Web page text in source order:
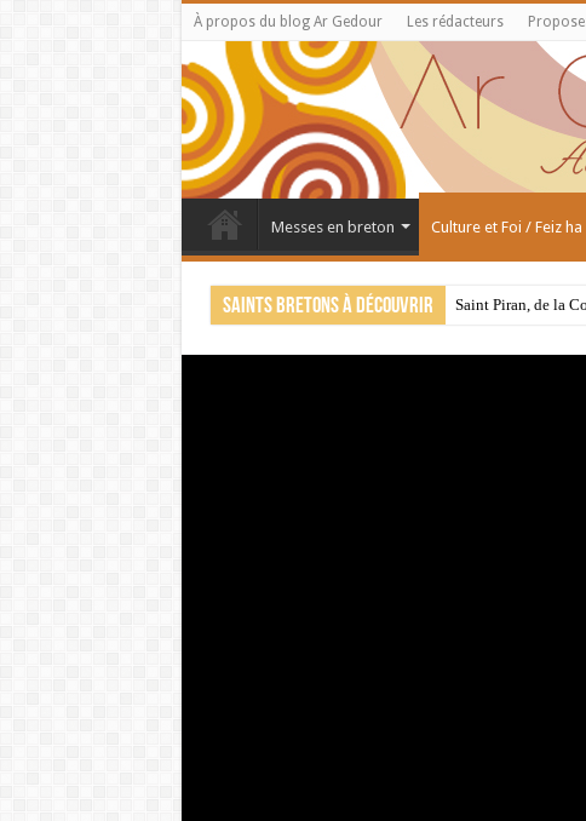
À propos du blog Ar Gedour Les rédacteurs
Messes en breton Culture et Foi / Feiz
Saints bretons à découvrir Saint Piran, de la